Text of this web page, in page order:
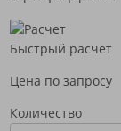
Быстрый расчет
Цена по запросу
Количество